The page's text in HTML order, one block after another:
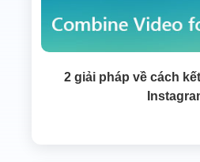
2 giải pháp về cách